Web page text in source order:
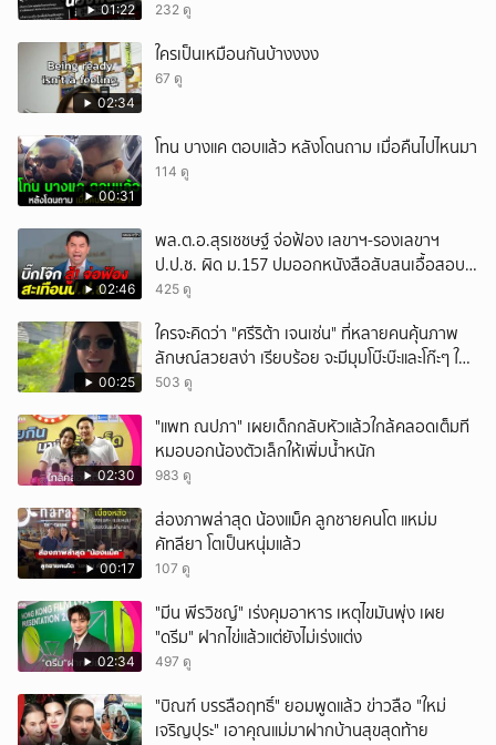
01:22 232 ดู
02:34
ใครเป็นเหมือนกันบ้างงงง
67 ดู
00:31
โทน บางแค ตอบแล้ว หลังโดนถาม เมื่อคืนไปไหนมา
114 ดู
02:46
พล.ต.อ.สุรเชชษฐ์ จ่อฟ้อง เลขาฯ-รองเลขาฯ
ป.ป.ช. ผิด ม.157 ปมออกหนังสือสับสนเอื้อสอบ
คดีซ้ำซ้อน
425 ดู
00:25
ใครจะคิดว่า "ศรีริต้า เจนเซ่น" ที่หลายคนคุ้นภาพ
ลักษณ์สวยสง่า เรียบร้อย จะมีมุมโบ๊ะบ๊ะและโก๊ะๆ ให้
ได้อมยิ้มเหมือนกัน งานนี้ทำเอาแฟนๆ ทั้งเอ็นดูทั้ง
503 ดู
02:30
"แพท ณปภา" เผยเด็กกลับหัวแล้วใกล้คลอดเต็มที
หมอบอกน้องตัวเล็กให้เพิ่มน้ำหนัก
983 ดู
00:17
ส่องภาพล่าสุด น้องแม็ค ลูกชายคนโต แหม่ม
คัทลียา โตเป็นหนุ่มแล้ว
107 ดู
02:34
"มีน พีรวิชญ์" เร่งคุมอาหาร เหตุไขมันพุ่ง เผย
"ดรีม" ฝากไข่แล้วแต่ยังไม่เร่งแต่ง
497 ดู
"บิณฑ์ บรรลือฤทธิ์" ยอมพูดแล้ว ข่าวลือ "ใหม่
เจริญปุระ" เอาคุณแม่มาฝากบ้านสุขสุดท้าย